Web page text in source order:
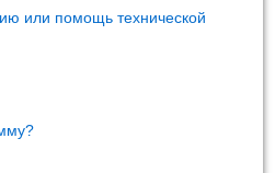
или помощь технической